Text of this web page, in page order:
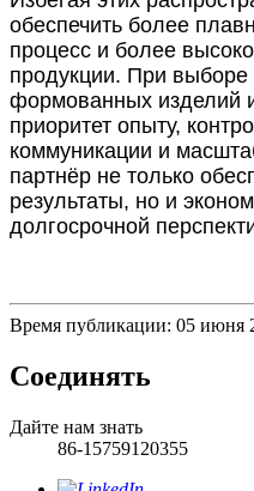
обеспечить более
процесс и более
продукции. При выборе
формованных изделий
приоритет опыту,
коммуникации и
партнёр не только
результаты, но и
долгосрочной
Время публикации: 05 июня
Соединять
Дайте нам знать
86-15759120355